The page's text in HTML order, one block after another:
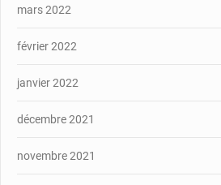
mars 2022
février 2022
janvier 2022
décembre 2021
novembre 2021